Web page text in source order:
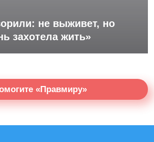
не выживет, но
захотела жить»
«Правмиру»